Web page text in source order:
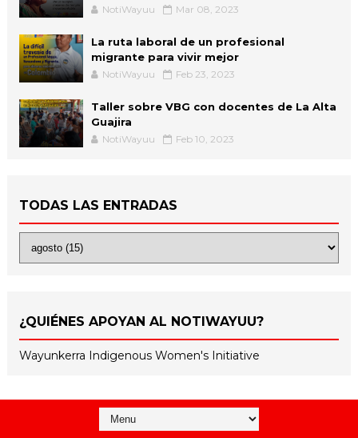
NotiWayuu Mar 08, 2023
La ruta laboral de un profesional
migrante para vivir mejor
NotiWayuu Feb 23, 2023
Taller sobre VBG con docentes de La Alta
Guajira
NotiWayuu Feb 10, 2023
TODAS LAS ENTRADAS
¿QUIÉNES APOYAN AL NOTIWAYUU?
Wayunkerra Indigenous Women's Initiative